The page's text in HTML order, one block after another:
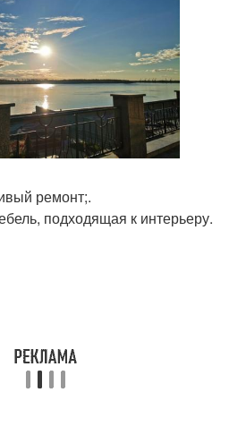
ремонт;.
подходящая к интерьеру.